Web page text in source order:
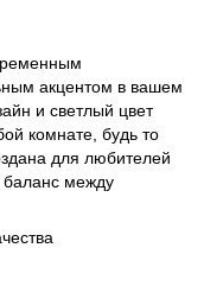
акцентом в вашем
и светлый цвет
комнате, будь то
для любителей
баланс между